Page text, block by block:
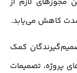
کاهش می‌یابد.
کمک
پروژه، تصمیمات